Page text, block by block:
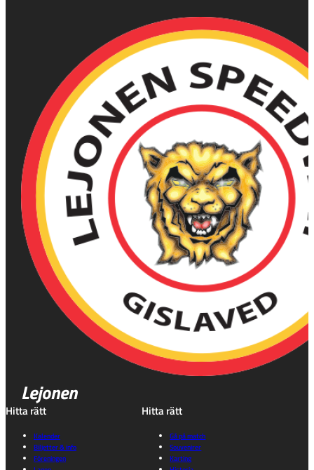
Lejonen
Hitta rätt
Kalender
Biljetter & info
Föreningen
Hitta rätt
Gå på match
Souvenirer
Karting